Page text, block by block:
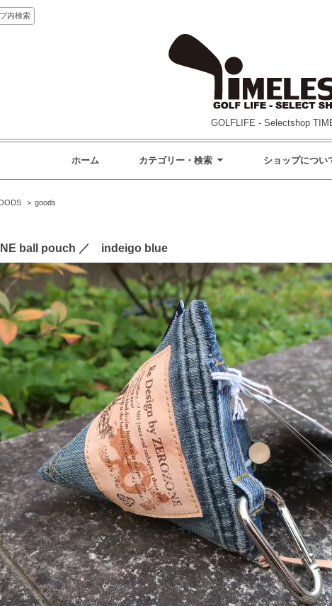
内検索
GOLFLIFE - Selectshop
ホーム カテゴリー・検索 ショップについ
> goods
ball pouch ／ indeigo blue